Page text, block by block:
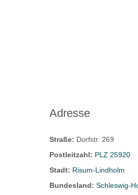
Adresse
Straße: Dorfstr. 269
Postleitzahl: PLZ 25920
Stadt: Risum-Lindholm
Bundesland:Schleswig-